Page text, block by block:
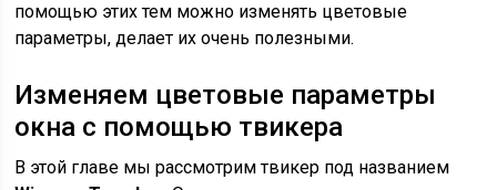
помощью этих тем можно изменять цветовые
параметры, делает их очень полезными.
Изменяем цветовые параметры
окна с помощью твикера
В этой главе мы рассмотрим твикер под названием